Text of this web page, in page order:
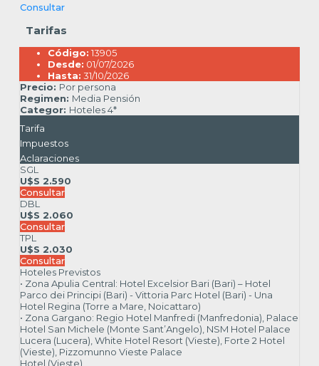
Consultar
Tarifas
Código: 13905
Desde: 01/07/2026
Hasta: 31/10/2026
Precio: Por persona
Regimen: Media Pensión
Categor: Hoteles 4*
Tarifa
Impuestos
Aclaraciones
SGL
U$S 2.590
Consultar
DBL
U$S 2.060
Consultar
TPL
U$S 2.030
Consultar
Hoteles Previstos
• Zona Apulia Central: Hotel Excelsior Bari (Bari) – Hotel
Parco dei Principi (Bari) - Vittoria Parc Hotel (Bari) - Una
Hotel Regina (Torre a Mare, Noicattaro)
• Zona Gargano: Regio Hotel Manfredi (Manfredonia), Palace
Hotel San Michele (Monte Sant’Angelo), NSM Hotel Palace
Lucera (Lucera), White Hotel Resort (Vieste), Forte 2 Hotel
(Vieste), Pizzomunno Vieste Palace
Hotel (Vieste)